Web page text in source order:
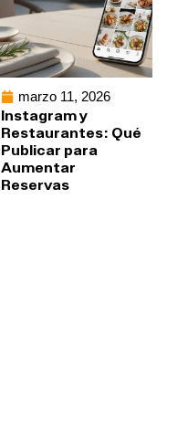
marzo 11, 2026
Instagram y
Restaurantes: Qué
Publicar para
Aumentar
Reservas